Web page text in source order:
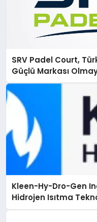
SRV Padel Court,
Güçlü Markası
Kleen-Hy-Dro-Gen
Hidrojen Isıtma
Düzenleyici